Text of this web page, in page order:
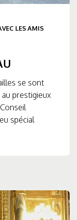
LES AMIS
se sont
prestigieux
spécial